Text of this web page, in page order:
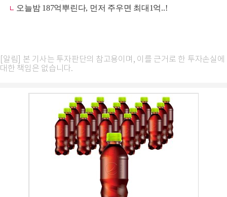
[알림] 본 기사는 투자판단의 참고용이며, 이를 근거로 한 투자손실에
대한 책임은 없습니다.